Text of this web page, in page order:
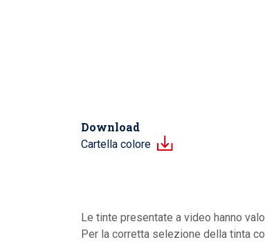
Download
Cartella colore
Le tinte presentate a video hanno
Per la corretta selezione della tinta